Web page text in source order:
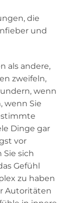
die
und
als andere,
zweifeln,
wenn
wenn Sie
Dinge gar
vor
Sie sich
Gefühl
zu haben
Autoritäten